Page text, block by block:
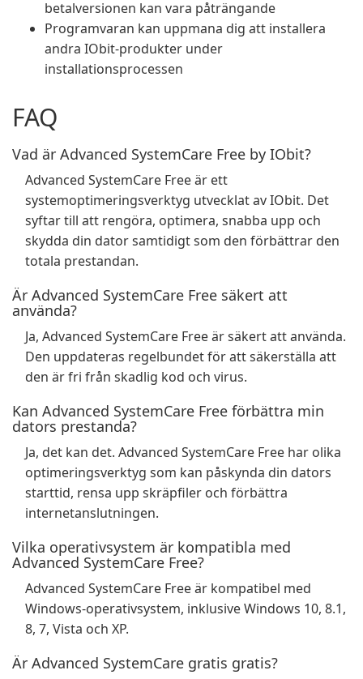
betalversionen kan vara påträngande
Programvaran kan uppmana dig att installera
andra IObit-produkter under
installationsprocessen
FAQ
Vad är Advanced SystemCare Free by IObit?
Advanced SystemCare Free är ett
systemoptimeringsverktyg utvecklat av IObit. Det
syftar till att rengöra, optimera, snabba upp och
skydda din dator samtidigt som den förbättrar den
totala prestandan.
Är Advanced SystemCare Free säkert att
använda?
Ja, Advanced SystemCare Free är säkert att använda.
Den uppdateras regelbundet för att säkerställa att
den är fri från skadlig kod och virus.
Kan Advanced SystemCare Free förbättra min
dators prestanda?
Ja, det kan det. Advanced SystemCare Free har olika
optimeringsverktyg som kan påskynda din dators
starttid, rensa upp skräpfiler och förbättra
internetanslutningen.
Vilka operativsystem är kompatibla med
Advanced SystemCare Free?
Advanced SystemCare Free är kompatibel med
Windows-operativsystem, inklusive Windows 10, 8.1,
8, 7, Vista och XP.
Är Advanced SystemCare gratis gratis?